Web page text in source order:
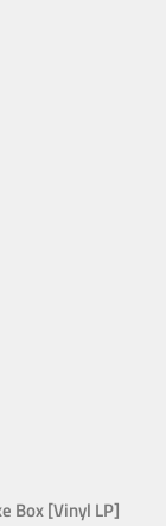
Box [Vinyl LP]